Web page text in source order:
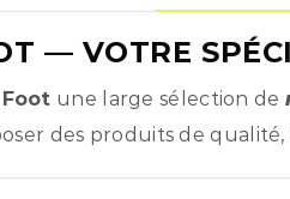
— VOTRE
une large sélection de
des produits de